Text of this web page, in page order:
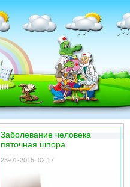
Заболевание человека
пяточная шпора
23-01-2015, 02:17